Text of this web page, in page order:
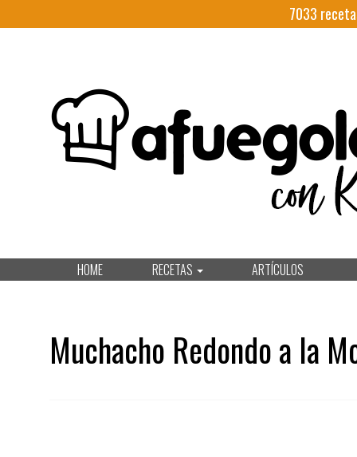
7033
HOME RECETAS ARTÍCULOS
Muchacho Redondo a la